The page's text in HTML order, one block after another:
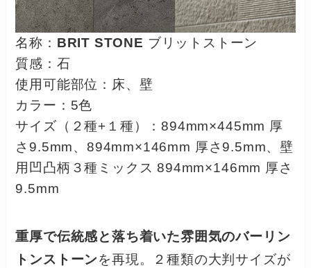
名称： BRIT STONE ブリットストーン
質感：石
使用可能部位：床、壁
カラー：5色
サイズ（２種+１種）：894mm×445mm 厚
さ9.5mm、894mm×146mm 厚さ9.5mm、壁
用凹凸柄３種ミックス 894mm×146mm 厚さ
9.5mm
重厚で伝統感と落ち着いた雰囲気のバーリン
トンストーンを再現。２種類の大判サイズが